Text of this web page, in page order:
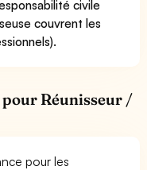
civile
couvrent les
pour Réunisseur /
pour les